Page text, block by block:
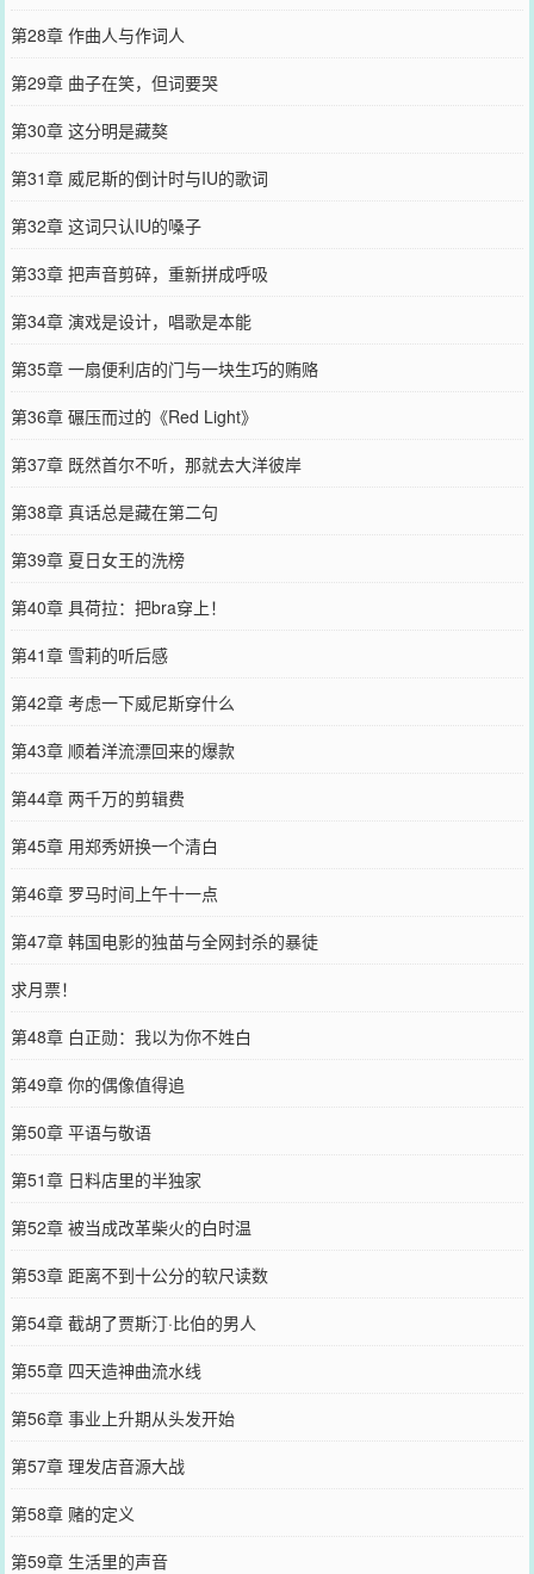
第28章 作曲人与作词人
第29章 曲子在笑，但词要哭
第30章 这分明是藏獒
第31章 威尼斯的倒计时与IU的歌词
第32章 这词只认IU的嗓子
第33章 把声音剪碎，重新拼成呼吸
第34章 演戏是设计，唱歌是本能
第35章 一扇便利店的门与一块生巧的贿赂
第36章 碾压而过的《Red Light》
第37章 既然首尔不听，那就去大洋彼岸
第38章 真话总是藏在第二句
第39章 夏日女王的洗榜
第40章 具荷拉：把bra穿上！
第41章 雪莉的听后感
第42章 考虑一下威尼斯穿什么
第43章 顺着洋流漂回来的爆款
第44章 两千万的剪辑费
第45章 用郑秀妍换一个清白
第46章 罗马时间上午十一点
第47章 韩国电影的独苗与全网封杀的暴徒
求月票！
第48章 白正勋：我以为你不姓白
第49章 你的偶像值得追
第50章 平语与敬语
第51章 日料店里的半独家
第52章 被当成改革柴火的白时温
第53章 距离不到十公分的软尺读数
第54章 截胡了贾斯汀·比伯的男人
第55章 四天造神曲流水线
第56章 事业上升期从头发开始
第57章 理发店音源大战
第58章 赌的定义
第59章 生活里的声音